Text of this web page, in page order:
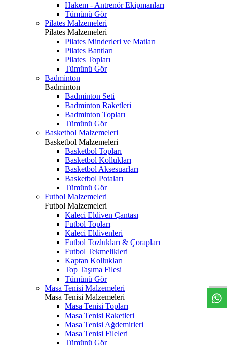
Hakem - Antrenör Ekipmanları
Tümünü Gör
Pilates Malzemeleri
Pilates Malzemeleri
Pilates Minderleri ve Matları
Pilates Bantları
Pilates Topları
Tümünü Gör
Badminton
Badminton
Badminton Seti
Badminton Raketleri
Badminton Topları
Tümünü Gör
Basketbol Malzemeleri
Basketbol Malzemeleri
Basketbol Topları
Basketbol Kollukları
Basketbol Aksesuarları
Basketbol Potaları
Tümünü Gör
Futbol Malzemeleri
Futbol Malzemeleri
Kaleci Eldiven Çantası
Futbol Topları
Kaleci Eldivenleri
Futbol Tozlukları & Çorapları
Futbol Tekmelikleri
Kaptan Kollukları
Top Taşıma Filesi
Tümünü Gör
Masa Tenisi Malzemeleri
Masa Tenisi Malzemeleri
Masa Tenisi Topları
Masa Tenisi Raketleri
Masa Tenisi Ağdemirleri
Masa Tenisi Fileleri
Tümünü Gör